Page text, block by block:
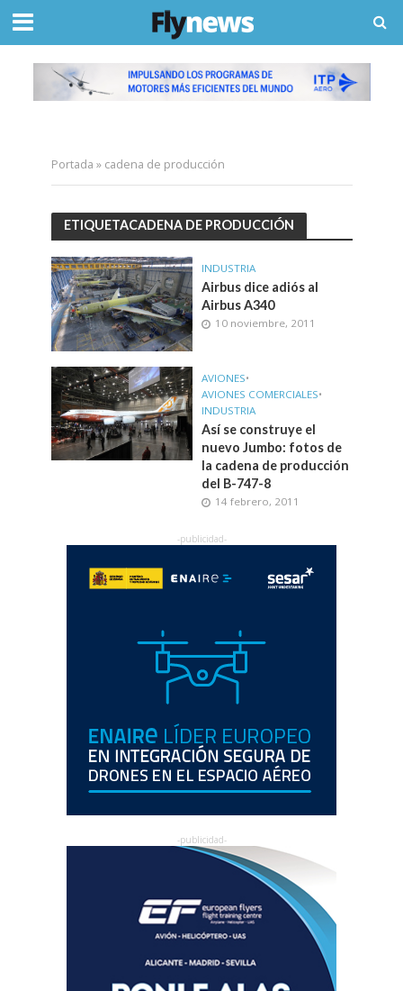
Portada » cadena de producción
ETIQUETACADENA DE PRODUCCIÓN
INDUSTRIA
Airbus dice adiós al
Airbus A340
10 noviembre, 2011
AVIONES•
AVIONES COMERCIALES•
INDUSTRIA
Así se construye el
nuevo Jumbo: fotos de
la cadena de producción
del B-747-8
14 febrero, 2011